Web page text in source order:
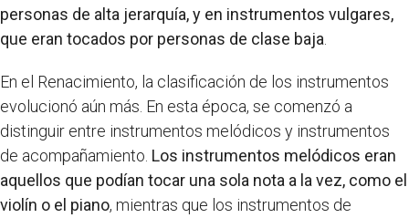
personas de alta jerarquía, y en instrumentos vulgares,
que eran tocados por personas de clase baja
En el Renacimiento, la clasificación de los instrumentos
evolucionó aún más. En esta época, se comenzó a
distinguir entre instrumentos melódicos y instrumentos
de acompañamiento. Los instrumentos melódicos eran
aquellos que podían tocar una sola nota a la vez, como el
violín o el piano, mientras que los instrumentos de